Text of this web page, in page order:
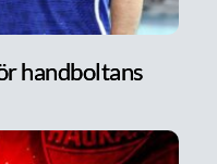
handboltans